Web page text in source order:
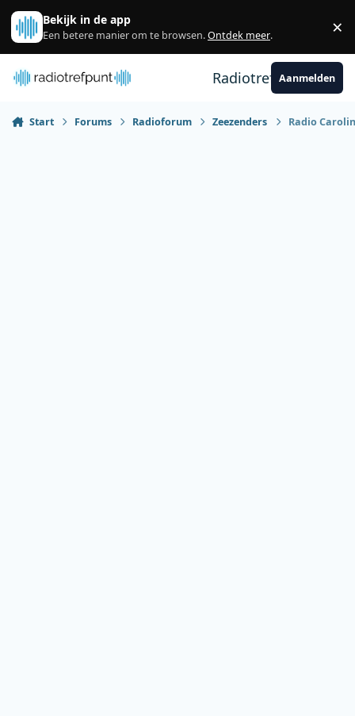
Spring naar bijdragen
Bekijk in de app
Een betere manier om te browsen.Ontdek meer. ×
RadiotrefpuntAanmelden
Start Forums Radioforum Zeezenders Radio